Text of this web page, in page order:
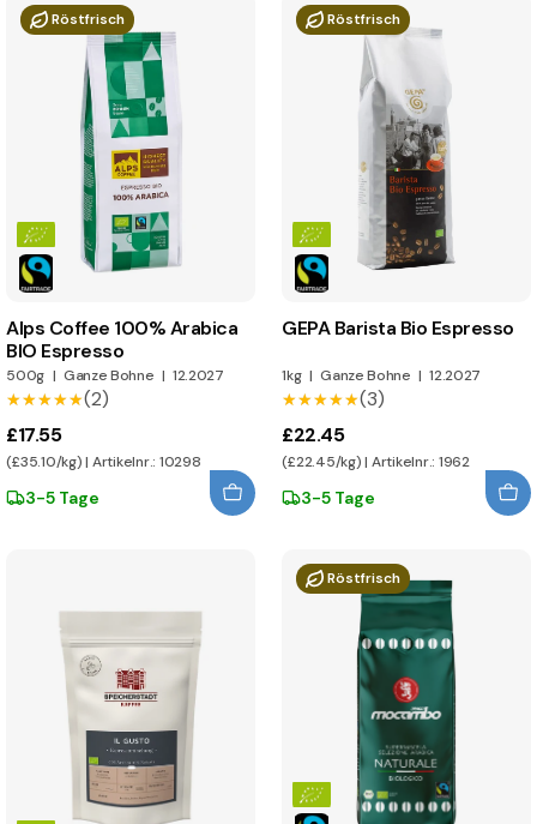
Röstfrisch
Alps Coffee 100% Arabica
BIO Espresso
500g | Ganze Bohne | 12.2027
★★★★★
★★★★★(2)
£17.55
(£35.10/kg) | Artikelnr.: 10298
3-5 Tage
Röstfrisch
GEPA Barista Bio Espresso
1kg | Ganze Bohne | 12.2027
★★★★★
★★★★★(3)
£22.45
(£22.45/kg) | Artikelnr.: 1962
3-5 Tage
Röstfrisch